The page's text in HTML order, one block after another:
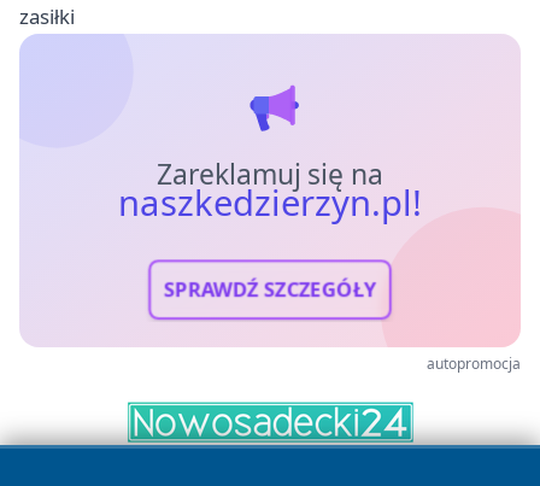
zasiłki
Zareklamuj się na
naszkedzierzyn.pl!
SPRAWDŹ SZCZEGÓŁY
autopromocja